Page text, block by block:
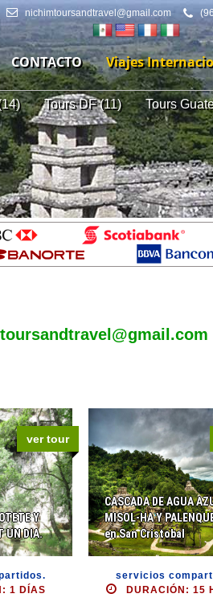
nichimtoursandtravel@gmail.com
CONTACTO Viajes
Tours DF (11) Tours
ver tour
Y
UN DIA.
1 DÍAS
CASCADA DE AGUA
MISOL-HA Y
en San Cristobal
servicios
DURACIÓN: 15